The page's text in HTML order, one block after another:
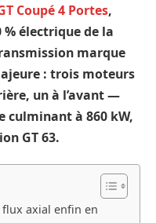
Coupé 4 Portes,
électrique de la
marque
: trois moteurs
un à l’avant —
culminant à 860 kW,
GT 63.
axial enfin en